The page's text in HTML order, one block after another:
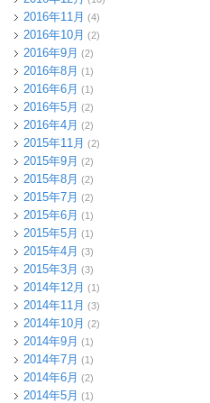
2016年11月 (4)
2016年10月 (2)
2016年9月 (2)
2016年8月 (1)
2016年6月 (1)
2016年5月 (2)
2016年4月 (2)
2015年11月 (2)
2015年9月 (2)
2015年8月 (2)
2015年7月 (2)
2015年6月 (1)
2015年5月 (1)
2015年4月 (3)
2015年3月 (3)
2014年12月 (1)
2014年11月 (3)
2014年10月 (2)
2014年9月 (1)
2014年7月 (1)
2014年6月 (2)
2014年5月 (1)